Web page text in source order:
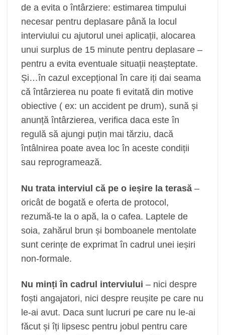
de a evita o întârziere: estimarea timpului
necesar pentru deplasare până la locul
interviului cu ajutorul unei aplicații, alocarea
unui surplus de 15 minute pentru deplasare –
pentru a evita eventuale situații neașteptate.
Și…în cazul excepțional în care iți dai seama
că întârzierea nu poate fi evitată din motive
obiective ( ex: un accident pe drum), sună și
anunță întârzierea, verifica daca este în
regulă să ajungi puțin mai tărziu, dacă
întâlnirea poate avea loc în aceste condiții
sau reprogramează.
Nu trata interviul că pe o ieșire la terasă –
oricât de bogată e oferta de protocol,
rezumă-te la o apă, la o cafea. Laptele de
soia, zahărul brun și bomboanele mentolate
sunt cerințe de exprimat în cadrul unei ieșiri
non-formale.
Nu minți în cadrul interviului – nici despre
foști angajatori, nici despre reușite pe care nu
le-ai avut. Daca sunt lucruri pe care nu le-ai
făcut și îți lipsesc pentru jobul pentru care